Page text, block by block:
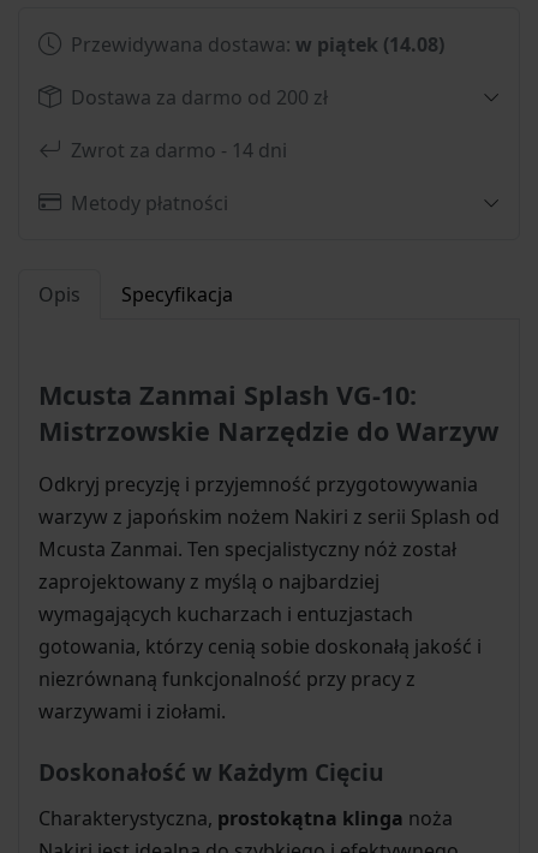
Przewidywana dostawa: w piątek (14.08)
Dostawa za darmo od 200 zł
Zwrot za darmo - 14 dni
Metody płatności
Opis Specyfikacja
Mcusta Zanmai Splash VG-10:
Mistrzowskie Narzędzie do Warzyw
Odkryj precyzję i przyjemność przygotowywania
warzyw z japońskim nożem Nakiri z serii Splash od
Mcusta Zanmai. Ten specjalistyczny nóż został
zaprojektowany z myślą o najbardziej
wymagających kucharzach i entuzjastach
gotowania, którzy cenią sobie doskonałą jakość i
niezrównaną funkcjonalność przy pracy z
warzywami i ziołami.
Doskonałość w Każdym Cięciu
Charakterystyczna, prostokątna klinga noża